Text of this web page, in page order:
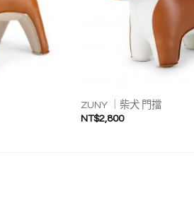
ZUNY ｜柴犬 門擋
NT$2,800